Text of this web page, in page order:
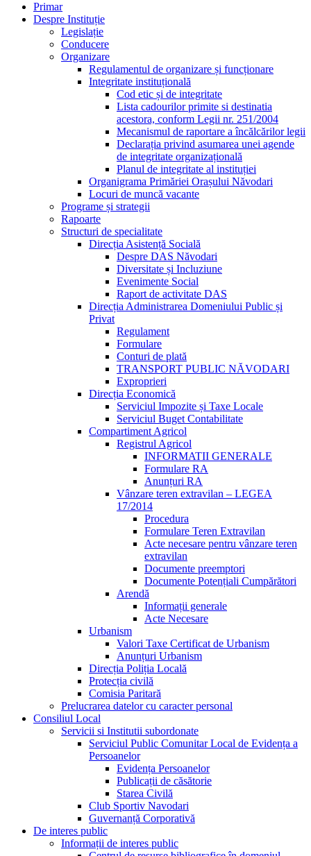
Primar
Despre Instituție
Legislație
Conducere
Organizare
Regulamentul de organizare și funcționare
Integritate instituțională
Cod etic și de integritate
Lista cadourilor primite si destinatia
acestora, conform Legii nr. 251/2004
Mecanismul de raportare a încălcărilor legii
Declarația privind asumarea unei agende
de integritate organizațională
Planul de integritate al instituției
Organigrama Primăriei Orașului Năvodari
Locuri de muncă vacante
Programe și strategii
Rapoarte
Structuri de specialitate
Direcția Asistență Socială
Despre DAS Năvodari
Diversitate și Incluziune
Evenimente Social
Raport de activitate DAS
Direcția Administrarea Domeniului Public și
Privat
Regulament
Formulare
Conturi de plată
TRANSPORT PUBLIC NĂVODARI
Exproprieri
Direcția Economică
Serviciul Impozite și Taxe Locale
Serviciul Buget Contabilitate
Compartiment Agricol
Registrul Agricol
INFORMATII GENERALE
Formulare RA
Anunțuri RA
Vânzare teren extravilan – LEGEA
17/2014
Procedura
Formulare Teren Extravilan
Acte necesare pentru vânzare teren
extravilan
Documente preemptori
Documente Potențiali Cumpărători
Arendă
Informații generale
Acte Necesare
Urbanism
Valori Taxe Certificat de Urbanism
Anunțuri Urbanism
Direcția Poliția Locală
Protecția civilă
Comisia Paritară
Prelucrarea datelor cu caracter personal
Consiliul Local
Servicii si Institutii subordonate
Serviciul Public Comunitar Local de Evidența a
Persoanelor
Evidența Persoanelor
Publicații de căsătorie
Starea Civilă
Club Sportiv Navodari
Guvernanță Corporativă
De interes public
Informații de interes public